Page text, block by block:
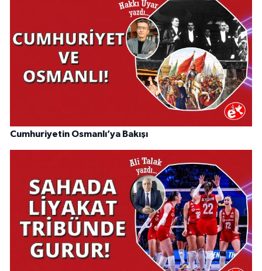
Cumhuriyetin Osmanlı’ya Bakışı